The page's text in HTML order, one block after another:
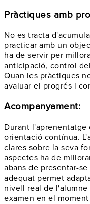
Pràctiques amb
No es tracta
practicar amb un
ha de servir per
anticipació, control
Quan les pràctiques
avaluar el progrés i
Acompanyament:
Durant l'aprenentatge
orientació contínua.
clares sobre la seva
aspectes ha de
abans de presentar-
adequat permet
nivell real de
examen en el